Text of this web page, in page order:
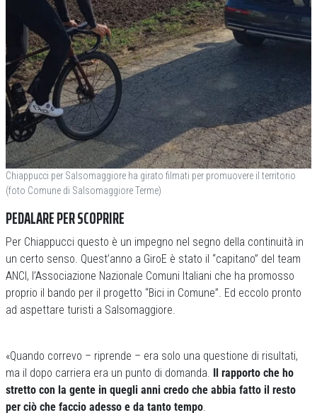
Chiappucci per Salsomaggiore ha girato filmati per promuovere il territorio
(foto Comune di Salsomaggiore Terme)
PEDALARE PER SCOPRIRE
Per Chiappucci questo è un impegno nel segno della continuità in
un certo senso. Quest’anno a GiroE è stato il “capitano” del team
ANCI, l’Associazione Nazionale Comuni Italiani che ha promosso
proprio il bando per il progetto “Bici in Comune”. Ed eccolo pronto
ad aspettare turisti a Salsomaggiore.
«Quando correvo – riprende – era solo una questione di risultati,
ma il dopo carriera era un punto di domanda.
Il rapporto che ho
stretto con la gente in quegli anni credo che abbia fatto il resto
per ciò che faccio adesso e da tanto tempo.